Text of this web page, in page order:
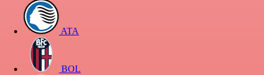
ATA
BOL